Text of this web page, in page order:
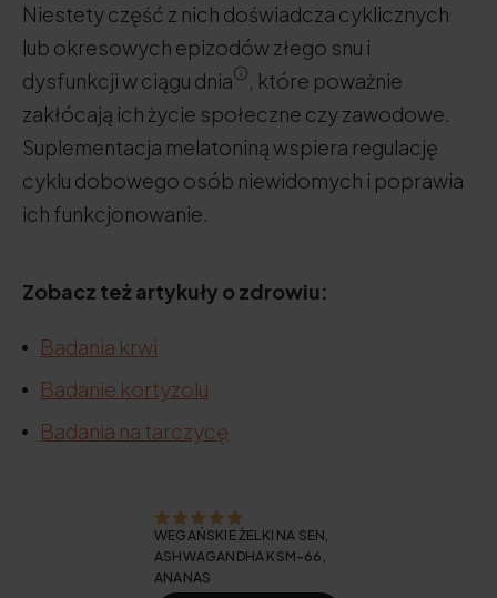
Niestety część z nich doświadcza cyklicznych
lub okresowych epizodów złego snu i
dysfunkcji w ciągu dnia
, które poważnie
zakłócają ich życie społeczne czy zawodowe.
Suplementacja melatoniną wspiera regulację
cyklu dobowego osób niewidomych i poprawia
ich funkcjonowanie.
Zobacz też artykuły o zdrowiu:
Badania krwi
Badanie kortyzolu
Badania na tarczycę
WEGAŃSKIE ŻELKI NA SEN,
ASHWAGANDHA KSM-66,
ANANAS